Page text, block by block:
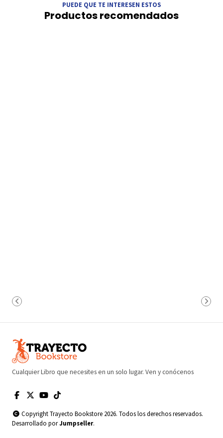
PUEDE QUE TE INTERESEN ESTOS
Productos recomendados
Cualquier Libro que necesites en un solo lugar. Ven y conócenos
Copyright Trayecto Bookstore 2026. Todos los derechos reservados.
Desarrollado porJumpseller.